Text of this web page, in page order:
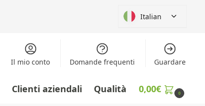
Italian
Il mio conto Domande frequenti Guardare
Clienti aziendali Qualità 0,00€ 0